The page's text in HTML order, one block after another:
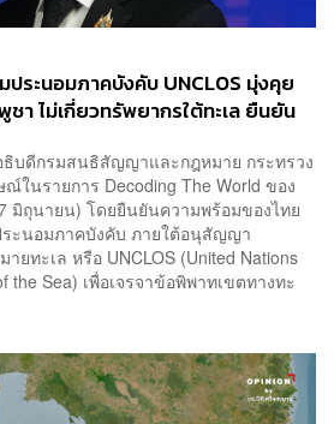
ระนอมภาคบังคับ UNCLOS มุ่งคุย
ชา ไม่เกี่ยวทรัพยากรใต้ทะเล ยืนยัน
บดีกรมสนธิสัญญาและกฎหมาย กระทรวง
ในรายการ Decoding The World ของ
มิถุนายน) โดยยืนยันความพร้อมของไทย
ระนอมภาคบังคับ ภายใต้อนุสัญญา
ยทะเล หรือ UNCLOS (United Nations
the Sea) เพื่อเจรจาข้อพิพาทเขตทางทะ